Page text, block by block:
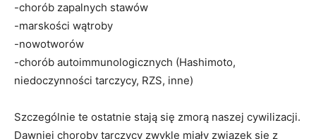
-chorób zapalnych stawów
-marskości wątroby
-nowotworów
-chorób autoimmunologicznych (Hashimoto,
niedoczynności tarczycy, RZS, inne)
Szczególnie te ostatnie stają się zmorą naszej cywilizacji.
Dawniej choroby tarczycy zwykle miały związek się z